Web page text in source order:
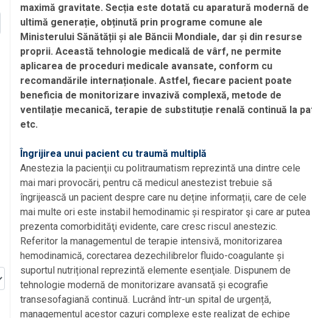
maximă gravitate. Secția este dotată cu aparatură modernă de
ultimă generație, obținută prin programe comune ale
Ministerului Sănătății și ale Băncii Mondiale, dar și din resurse
proprii. Această tehnologie medicală de vârf, ne permite
aplicarea de proceduri medicale avansate, conform cu
recomandările internaționale. Astfel, fiecare pacient poate
beneficia de monitorizare invazivă complexă, metode de
ventilație mecanică, terapie de substituție renală continuă la
etc.
Îngrijirea unui pacient cu traumă multiplă
Anestezia la pacienţii cu politraumatism reprezintă una dintre cele
mai mari provocări, pentru că medicul anestezist trebuie să
îngrijească un pacient despre care nu deține informații, care de cele
mai multe ori este instabil hemodinamic și respirator şi care ar putea
prezenta comorbidităţi evidente, care cresc riscul anestezic.
Referitor la managementul de terapie intensivă, monitorizarea
hemodinamică, corectarea dezechilibrelor fluido-coagulante și
suportul nutrițional reprezintă elemente esenţiale. Dispunem de
tehnologie modernă de monitorizare avansată și ecografie
transesofagiană continuă. Lucrând într-un spital de urgență,
managementul acestor cazuri complexe este realizat de echipe